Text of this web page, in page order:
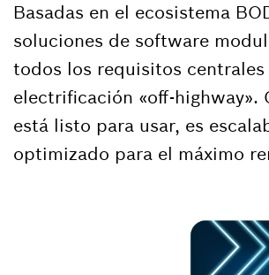
Basadas en el ecosistema
soluciones de software
todos los requisitos centrales
electrificación «off-highway».
está listo para usar, es
optimizado para el máximo